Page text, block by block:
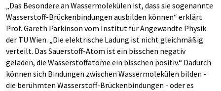
„Das Besondere an Wassermolekülen ist, dass sie sogenannte
Wasserstoff-Brückenbindungen ausbilden können“ erklärt
Prof. Gareth Parkinson vom Institut für Angewandte Physik
der TU Wien. „Die elektrische Ladung ist nicht gleichmäßig
verteilt. Das Sauerstoff-Atom ist ein bisschen negativ
geladen, die Wasserstoffatome ein bisschen positiv.“ Dadurch
können sich Bindungen zwischen Wassermolekülen bilden -
die berühmten Wasserstoff-Brückenbindungen - oder es